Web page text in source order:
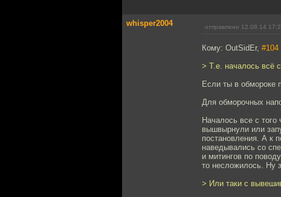
whisper2004 отправлено 12.08.14
Кому: OutSidEr, #104
> Т.е. началось всё
Если ты в обмороке
Для обморочных
Началось все с
вышвырнули или
постановления. А к
наведывались со
и митингов по
то несложилось. Ну
> Или таки с